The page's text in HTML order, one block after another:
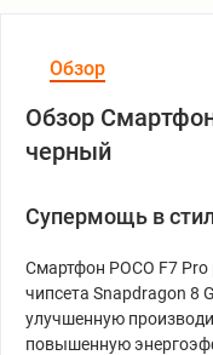
Обзор
Обзор
черный
Супермощь в
Смартфон POCO F7
чипсета Snapdragon 8
улучшенную
повышенную